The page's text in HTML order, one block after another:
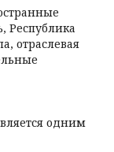
Республика
отраслевая
одним